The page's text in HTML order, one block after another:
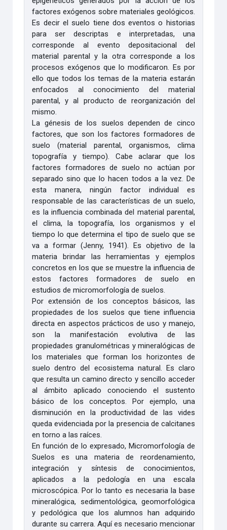
factores exógenos sobre materiales geológicos.
Es decir el suelo tiene dos eventos o historias
para ser descriptas e interpretadas, una
corresponde al evento depositacional del
material parental y la otra corresponde a los
procesos exógenos que lo modificaron. Es por
ello que todos los temas de la materia estarán
enfocados al conocimiento del material
parental, y al producto de reorganización del
mismo.
La génesis de los suelos dependen de cinco
factores, que son los factores formadores de
suelo (material parental, organismos, clima
topografía y tiempo). Cabe aclarar que los
factores formadores de suelo no actúan por
separado sino que lo hacen todos a la vez. De
esta manera, ningún factor individual es
responsable de las características de un suelo,
es la influencia combinada del material parental,
el clima, la topografía, los organismos y el
tiempo lo que determina el tipo de suelo que se
va a formar (Jenny, 1941). Es objetivo de la
materia brindar las herramientas y ejemplos
concretos en los que se muestre la influencia de
estos factores formadores de suelo en
estudios de micromorfología de suelos.
Por extensión de los conceptos básicos, las
propiedades de los suelos que tiene influencia
directa en aspectos prácticos de uso y manejo,
son la manifestación evolutiva de las
propiedades granulométricas y mineralógicas de
los materiales que forman los horizontes de
suelo dentro del ecosistema natural. Es claro
que resulta un camino directo y sencillo acceder
al ámbito aplicado conociendo el sustento
básico de los conceptos. Por ejemplo, una
disminución en la productividad de las vides
queda evidenciada por la presencia de calcitanes
en torno a las raíces.
En función de lo expresado, Micromorfología de
Suelos es una materia de reordenamiento,
integración y síntesis de conocimientos,
aplicados a la pedología en una escala
microscópica. Por lo tanto es necesaria la base
mineralógica, sedimentológica, geomorfológica
y pedológica que los alumnos han adquirido
durante su carrera. Aquí es necesario mencionar